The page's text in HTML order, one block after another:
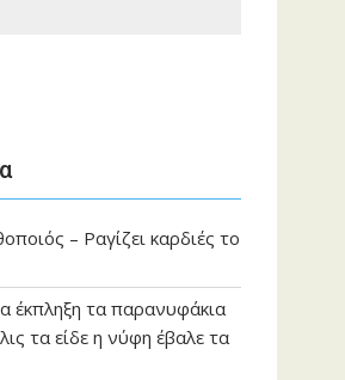
– Ραγίζει καρδιές το
έκπληξη τα παρανυφάκια
τα είδε η νύφη έβαλε τα